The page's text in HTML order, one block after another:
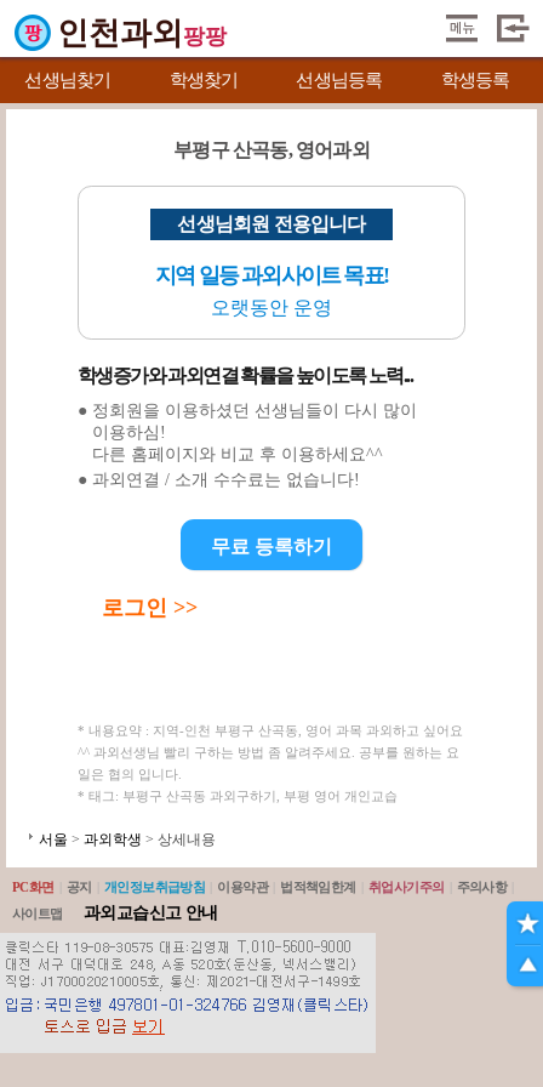
인천과외 팡팡
선생님찾기 학생찾기 선생님등록 학생등록
부평구 산곡동, 영어과외
선생님회원 전용입니다
지역 일등 과외사이트 목표!
오랫동안 운영
학생증가와 과외연결 확률을 높이도록 노력...
● 정회원을 이용하셨던 선생님들이 다시 많이
이용하심!
다른 홈페이지와 비교 후 이용하세요^^
● 과외연결 / 소개 수수료는 없습니다!
무료 등록하기
로그인 >>
* 내용요약 : 지역-인천 부평구 산곡동, 영어 과목 과외하고 싶어요
^^ 과외선생님 빨리 구하는 방법 좀 알려주세요. 공부를 원하는 요
일은 협의 입니다.
* 태그: 부평구 산곡동 과외구하기, 부평 영어 개인교습
서울 > 과외학생 > 상세내용
PC화면 공지 개인정보취급방침 이용약관 법적책임한계 취업사기주의 주의사항
사이트맵
과외교습신고 안내